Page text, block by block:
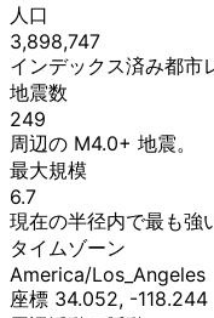
人口
3,898,747
インデックス済み都市
地震数
249
周辺の M4.0+ 地震。
最大規模
6.7
現在の半径内で最も強
タイムゾーン
America/Los_Angeles
座標 34.052, -118.244